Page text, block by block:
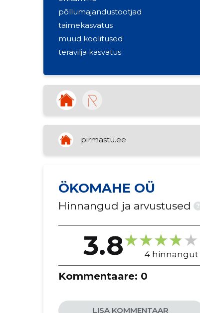
põllumajandustootjad
taimekasvatus
muud koolitused
teravilja kasvatus
pirmastu.ee
ÖKOMAHE OÜ
Hinnangud ja arvustused ?
3.8 4 hinnangut
Kommentaare: 0
LISA KOMMENTAAR